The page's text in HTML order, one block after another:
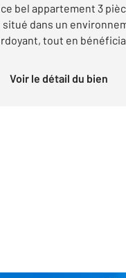
bel appartement 3
dans un
tout en
Voir le détail du bien